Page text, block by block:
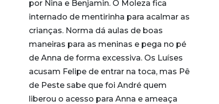
por Nina e Benjamin. O Moleza fica
internado de mentirinha para acalmar as
crianças. Norma dá aulas de boas
maneiras para as meninas e pega no pé
de Anna de forma excessiva. Os Luíses
acusam Felipe de entrar na toca, mas Pê
de Peste sabe que foi André quem
liberou o acesso para Anna e ameaça